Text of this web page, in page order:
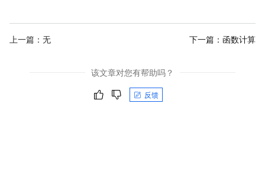
上一篇：无 下一篇： 函数计算
该文章对您有帮助吗？
反馈